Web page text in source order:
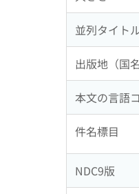
並列タイト
出版地（国
本文の言語
件名標目
NDC9版